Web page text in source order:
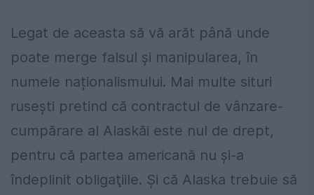
Legat de aceasta să vă arăt până unde
poate merge falsul şi manipularea, în
numele naționalismului. Mai multe situri
ruseşti pretind că contractul de vânzare-
cumpărare al Alaskăi este nul de drept,
pentru că partea americană nu şi-a
îndeplinit obligaţiile. Şi că Alaska trebuie să